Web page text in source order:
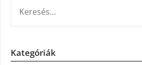
Kategóriák